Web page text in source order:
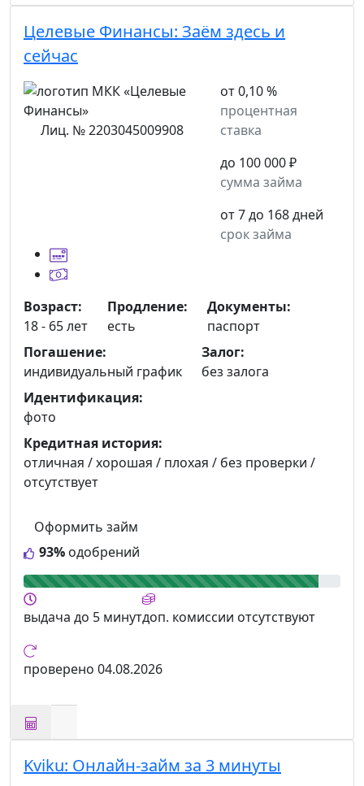
Целевые Финансы: Заём здесь и
сейчас
Лиц. № 2203045009908
от 0,10 %
процентная
ставка
до 100 000 ₽
сумма займа
от 7 до 168 дней
срок займа
93% одобрений
Оформить займ
Возраст:
18 - 65 лет
Продление:
есть
Документы:
паспорт
Погашение:
индивидуальный график
Залог:
без залога
Идентификация:
фото
Кредитная история:
отличная / хорошая / плохая / без проверки /
отсутствует
выдача до 5 минутдоп. комиссии отсутствуют
проверено 04.08.2026
Kviku: Онлайн-займ за 3 минуты